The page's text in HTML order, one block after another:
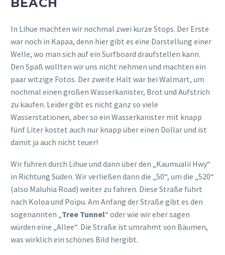
In Lihue machten wir nochmal zwei kurze Stops. Der Erste
war noch in Kapaa, denn hier gibt es eine Darstellung einer
Welle, wo man sich auf ein Surfboard draufstellen kann.
Den Spaß wollten wir uns nicht nehmen und machten ein
paar witzige Fotos. Der zweite Halt war bei Walmart, um
nochmal einen großen Wasserkanister, Brot und Aufstrich
zu kaufen. Leider gibt es nicht ganz so viele
Wasserstationen, aber so ein Wasserkanister mit knapp
fünf Liter kostet auch nur knapp über einen Dollar und ist
damit ja auch nicht teuer!
Wir fuhren durch Lihue und dann über den „Kaumualii Hwy“
in Richtung Süden. Wir verließen dann die „50“, um die „520“
(also Maluhia Road) weiter zu fahren. Diese Straße führt
nach Koloa und Poipu. Am Anfang der Straße gibt es den
sogenannten „ Tree Tunnel“ oder wie wir eher sagen
würden eine „Allee“. Die Straße ist umrahmt von Bäumen,
was wirklich ein schönes Bild hergibt.